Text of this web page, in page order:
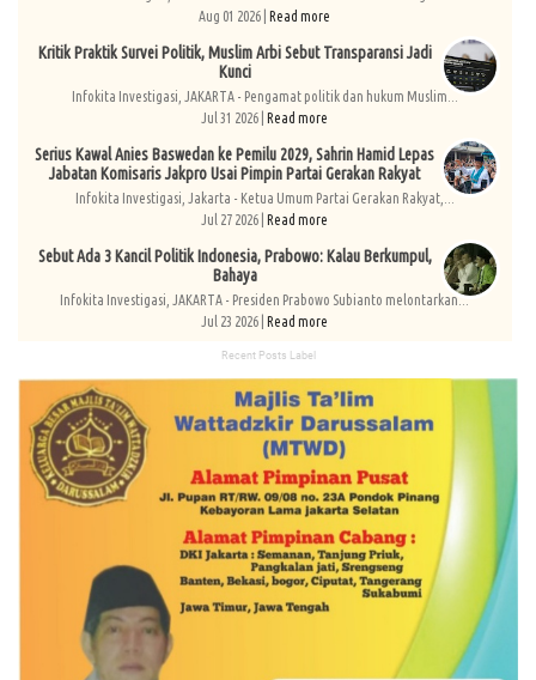
Aug 01 2026 | Read more
Kritik Praktik Survei Politik, Muslim Arbi Sebut Transparansi Jadi
Kunci
Infokita Investigasi, JAKARTA - Pengamat politik dan hukum Muslim...
Jul 31 2026 | Read more
Serius Kawal Anies Baswedan ke Pemilu 2029, Sahrin Hamid Lepas
Jabatan Komisaris Jakpro Usai Pimpin Partai Gerakan Rakyat
Infokita Investigasi, Jakarta - Ketua Umum Partai Gerakan Rakyat,...
Jul 27 2026 | Read more
Sebut Ada 3 Kancil Politik Indonesia, Prabowo: Kalau Berkumpul,
Bahaya
Infokita Investigasi, JAKARTA - Presiden Prabowo Subianto melontarkan...
Jul 23 2026 | Read more
Recent Posts Label